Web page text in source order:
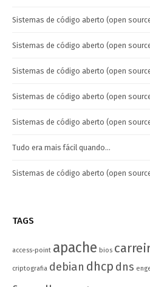
Sistemas de código aberto (open
Sistemas de código aberto (open
Sistemas de código aberto (open
Sistemas de código aberto (open
Sistemas de código aberto (open
Tudo era mais fácil quando…
Sistemas de código aberto (open
TAGS
access-point apache bios
criptografia debian dhcp dns